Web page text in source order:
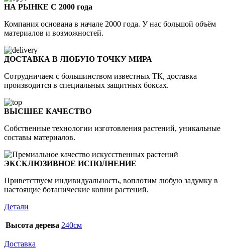
НА РЫНКЕ С 2000 года
Компания основана в начале 2000 года. У нас большой объём
материалов и возможностей.
ДОСТАВКА В ЛЮБУЮ ТОЧКУ МИРА
Сотрудничаем с большинством известных ТК, доставка
производится в специальных защитных боксах.
ВЫСШЕЕ КАЧЕСТВО
Собственные технологии изготовления растений, уникальные
составы материалов.
ЭКСКЛЮЗИВНОЕ ИСПОЛНЕНИЕ
Приветствуем индивидуальность, воплотим любую задумку в
настоящие ботанические копии растений.
Детали
Высота дерева 240см
Доставка